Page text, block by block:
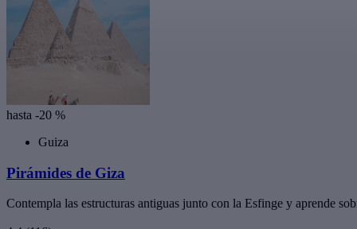
hasta -20 %
Guiza
Pirámides de Giza
Contempla las estructuras antiguas junto con la Esfinge y aprende